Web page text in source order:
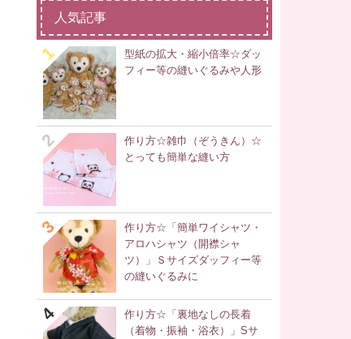
人気記事
型紙の拡大・縮小倍率☆ダッ
フィー等の縫いぐるみや人形
作り方☆雑巾（ぞうきん）☆
とっても簡単な縫い方
作り方☆「簡単ワイシャツ・
アロハシャツ（開襟シャ
ツ）」Ｓサイズダッフィー等
の縫いぐるみに
作り方☆「裏地なしの長着
（着物・振袖・浴衣）」Sサ